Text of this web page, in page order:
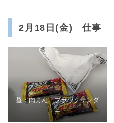
2月18日(金) 仕事
昼：肉まん・ブラックサンダ
ー